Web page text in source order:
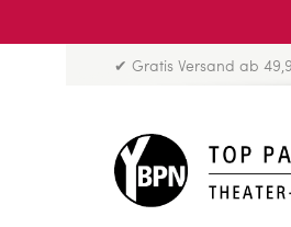
✔ Gratis Versand ab